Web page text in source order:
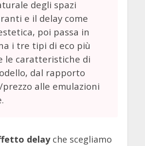
degli spazi
e il delay come
poi passa in
i tre tipi di eco più
le caratteristiche di
dal rapporto
alle emulazioni
delayche scegliamo